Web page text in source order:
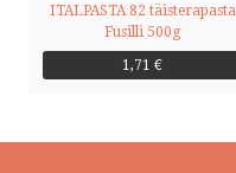
ITALPASTA 82 täisterapasta
Fusilli 500g
1,71 €